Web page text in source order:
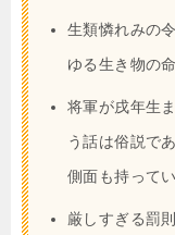
生類憐れみの
ゆる生き物の
将軍が戌年生
う話は俗説で
側面も持ってい
厳しすぎる罰